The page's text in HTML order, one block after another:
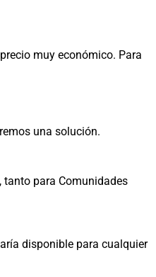
muy económico. Para
una solución.
tanto para Comunidades
disponible para cualquier